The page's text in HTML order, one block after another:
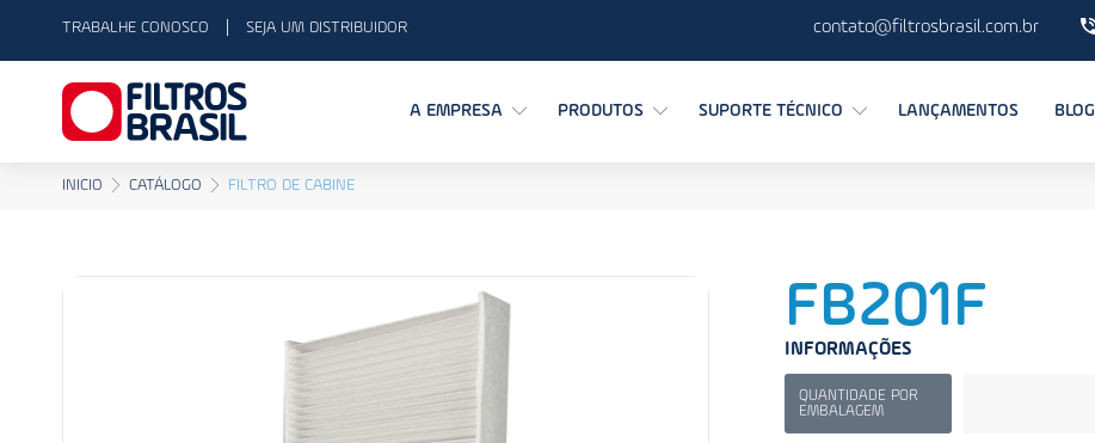
TRABALHE CONOSCO SEJA UM DISTRIBUIDOR contato@filtrosbrasil.com.br
A EMPRESA PRODUTOS SUPORTE TÉCNICO LANÇAMENTOS BLOG
INICIO CATÁLOGO FILTRO DE CABINE
FB201F
INFORMAÇÕES
QUANTIDADE POR
EMBALAGEM